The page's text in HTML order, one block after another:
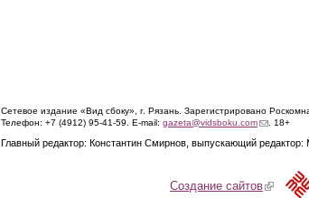
Сетевое издание «Вид сбоку», г. Рязань. Зарегистрировано
Телефон: +7 (4912) 95-41-59. E-mail: gazeta@vidsboku.com(link sends
. 18+
Главный редактор: Константин Смирнов, выпускающий
Создание сайтов(link is